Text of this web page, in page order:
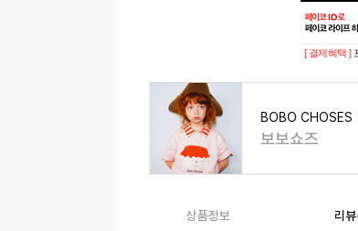
[ 결제혜택 ]
BOBO CHOSES
보보쇼즈
상품정보 리